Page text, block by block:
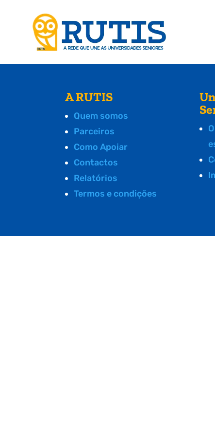
A RUTIS
Quem somos
Parceiros
Como Apoiar
Contactos
Relatórios
Termos e condições